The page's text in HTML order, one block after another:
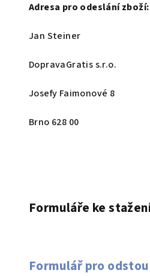
Adresa pro odeslání zboží:
Jan Steiner
DopravaGratis s.r.o.
Josefy Faimonové 8
Brno 628 00
Formuláře ke
Formulář pro